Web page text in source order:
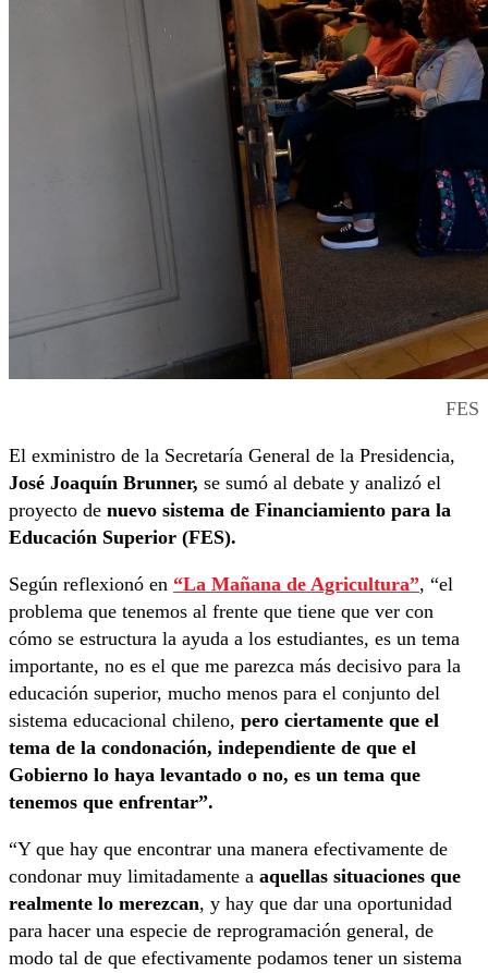
FES
El exministro de la Secretaría General de la Presidencia,
José Joaquín Brunner, se sumó al debate y analizó el
proyecto de nuevo sistema de Financiamiento para la
Educación Superior (FES).
Según reflexionó en “La Mañana de Agricultura”, “el
problema que tenemos al frente que tiene que ver con
cómo se estructura la ayuda a los estudiantes, es un tema
importante, no es el que me parezca más decisivo para la
educación superior, mucho menos para el conjunto del
sistema educacional chileno, pero ciertamente que el
tema de la condonación, independiente de que el
Gobierno lo haya levantado o no, es un tema que
tenemos que enfrentar”.
“Y que hay que encontrar una manera efectivamente de
condonar muy limitadamente a aquellas situaciones que
realmente lo merezcan, y hay que dar una oportunidad
para hacer una especie de reprogramación general, de
modo tal de que efectivamente podamos tener un sistema